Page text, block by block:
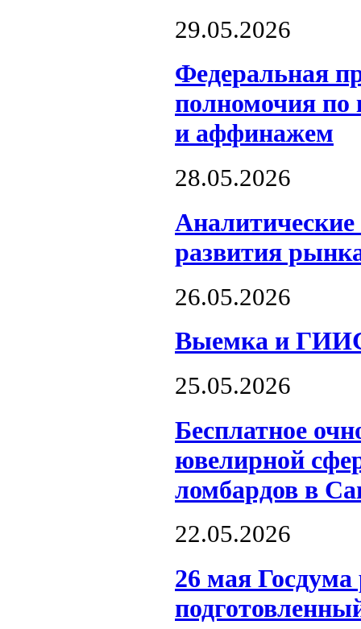
29.05.2026
Федеральная
полномочия
и аффинажем
28.05.2026
развития
26.05.2026
Выемка и
25.05.2026
Бесплатное
ювелирной
ломбардов в
22.05.2026
26 мая